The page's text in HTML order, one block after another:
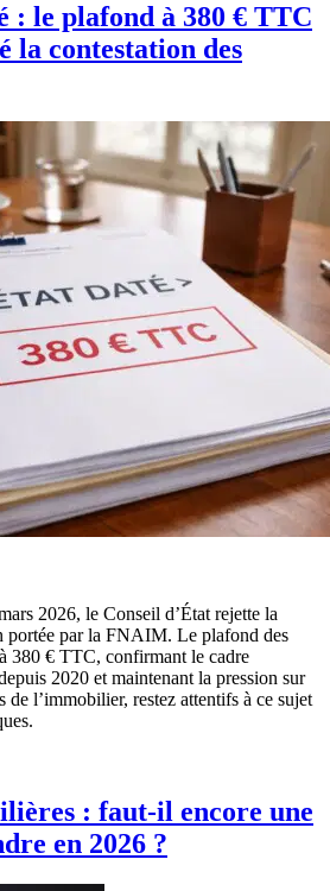
: le plafond à 380 € TTC
la contestation des
2026, le Conseil d’État rejette la
portée par la FNAIM. Le plafond des
380 € TTC, confirmant le cadre
2020 et maintenant la pression sur
de l’immobilier, restez attentifs à ce sujet
: faut-il encore une
en 2026 ?